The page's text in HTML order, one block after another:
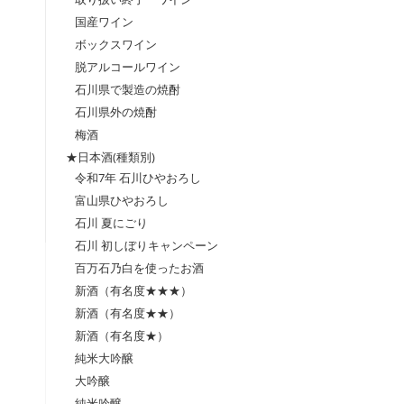
国産ワイン
ボックスワイン
脱アルコールワイン
石川県で製造の焼酎
石川県外の焼酎
梅酒
★日本酒(種類別)
令和7年 石川ひやおろし
富山県ひやおろし
石川 夏にごり
石川 初しぼりキャンペーン
百万石乃白を使ったお酒
新酒（有名度★★★）
新酒（有名度★★）
新酒（有名度★）
純米大吟醸
大吟醸